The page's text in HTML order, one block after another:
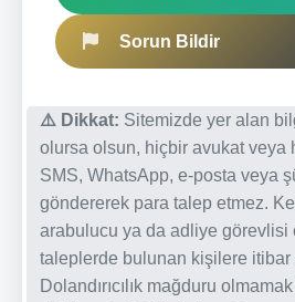
Sorun Bildir
⚠️ Dikkat: Sitemizde yer alan
olursa olsun, hiçbir avukat veya
SMS, WhatsApp, e-posta veya
göndererek para talep etmez.
arabulucu ya da adliye görevlisi
taleplerde bulunan kişilere itibar
Dolandırıcılık mağduru